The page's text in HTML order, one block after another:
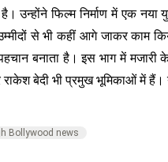
उन्होंने फिल्म निर्माण में एक
से भी कहीं आगे जाकर काम
बनाता है। इस भाग में
राकेश बेदी भी प्रमुख भूमिकाओं में
Bollywood news